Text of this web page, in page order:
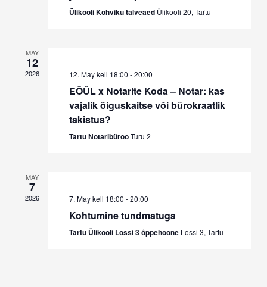
Ülikooli Kohviku talveaed Ülikooli 20, Tartu
MAY
12
2026 12. May kell 18:00 -20:00
EÕÜL x Notarite Koda – Notar: kas
vajalik õiguskaitse või bürokraatlik
takistus?
Tartu NotaribürooTuru 2
MAY
7
2026 7. May kell 18:00 -20:00
Kohtumine tundmatuga
Tartu Ülikooli Lossi 3 õppehoone Lossi 3, Tartu